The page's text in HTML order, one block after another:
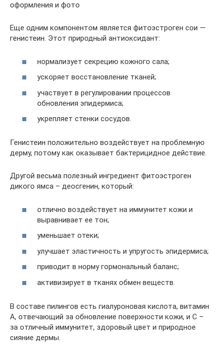
оформления и фото
Еще одним компонентом является фитоэстроген сои —
генистеин. Этот природный антиоксидант:
нормализует секрецию кожного сала;
ускоряет восстановление тканей;
участвует в регулировании процессов
обновления эпидермиса;
укрепляет стенки сосудов.
Генистеин положительно воздействует на проблемную
дерму, потому как оказывает бактерицидное действие.
Другой весьма полезный ингредиент фитоэстроген
дикого ямса – деосгенин, который:
отлично воздействует на иммунитет кожи и
выравнивает ее тон;
уменьшает отеки;
улучшает эластичность и упругость эпидермиса;
приводит в норму гормональный баланс;
активизирует в тканях обмен веществ.
В составе пилингов есть гиалуроновая кислота, витамин
А, отвечающий за обновление поверхности кожи, и С –
за отличный иммунитет, здоровый цвет и природное
сияние дермы.